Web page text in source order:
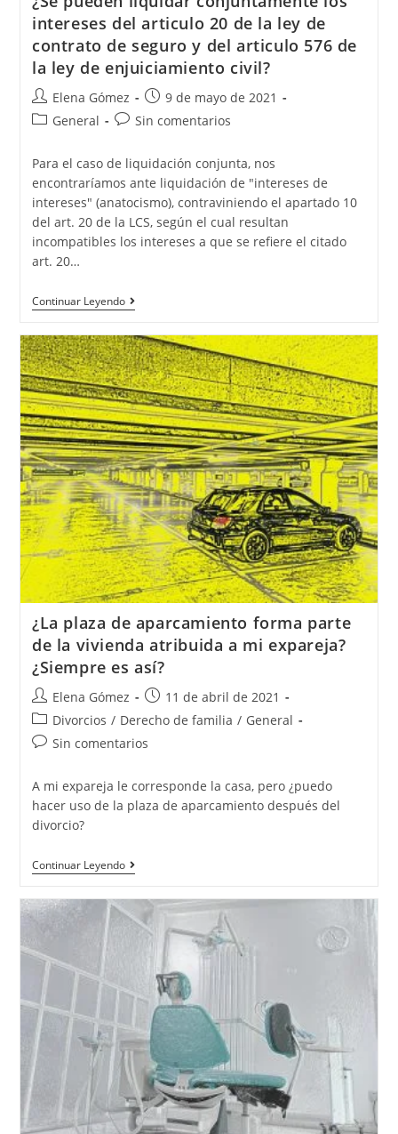
intereses del articulo 20 de la ley de
contrato de seguro y del articulo 576 de
la ley de enjuiciamiento civil?
Elena Gómez
9 de mayo de 2021
General
Sin comentarios
Para el caso de liquidación conjunta, nos
encontraríamos ante liquidación de "intereses de
intereses" (anatocismo), contraviniendo el apartado 10
del art. 20 de la LCS, según el cual resultan
incompatibles los intereses a que se refiere el citado
art. 20…
Continuar Leyendo
¿La plaza de aparcamiento forma parte
de la vivienda atribuida a mi expareja?
¿Siempre es así?
Elena Gómez
11 de abril de 2021
Divorcios / Derecho de familia / General
Sin comentarios
A mi expareja le corresponde la casa, pero ¿puedo
hacer uso de la plaza de aparcamiento después del
divorcio?
Continuar Leyendo